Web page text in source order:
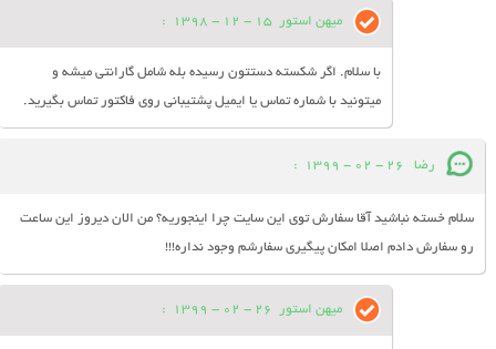
میهن استور 15 - 12 - 1398
:
با سلام. اگر شکسته دستتون رسیده بله شامل گارانتی میشه و
میتونید با شماره تماس یا ایمیل پشتیبانی روی فاکتور تماس بگیرید.
رضا 26 - 02 - 1399
:
سلام خسته نباشید آقا سفارش توی این سایت چرا اینجوریه؟ من الان دیروز این ساعت
رو سفارش دادم اصلا امکان پیگیری سفارشم وجود نداره!!!
میهن استور 26 - 02 - 1399
: